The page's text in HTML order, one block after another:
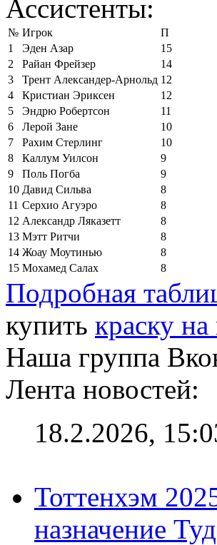
Ассистенты:
№ Игрок
П
1
Эден Азар
15
2
Райан Фрейзер
14
3
Трент Александер-Арнольд 12
4
Кристиан Эриксен
12
5
Эндрю Робертсон
11
6
Лерой Зане
10
7
Рахим Стерлинг
10
8
Каллум Уилсон
9
9
Поль Погба
9
10 Давид Сильва
8
11 Серхио Агуэро
8
12 Александр Ляказетт
8
13 Мэтт Ритчи
8
14 Жоау Моутинью
8
15 Мохамед Салах 8
Подробная
купить краску
Наша группа
Лента новостей:
18.2.2026,
Тоттенхэм
назначение